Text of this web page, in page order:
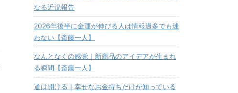
なる近況報告
2026年後半に金運が伸びる人は情報過多でも迷
わない【斎藤一人】
なんとなくの感覚｜新商品のアイデアが生まれ
る瞬間【斎藤一人】
道は開ける｜幸せなお金持ちだけが知っている